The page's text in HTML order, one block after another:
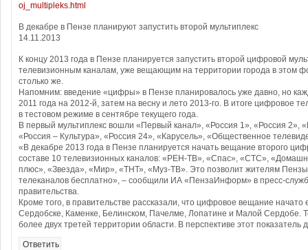
oj_multipleks.html
В декабре в Пензе планируют запустить второй мультиплекс
14.11.2013
К концу 2013 года в Пензе планируется запустить второй цифровой
телевизионным каналам, уже вещающим на территории города в этом
столько же.
Напомним: введение «цифры» в Пензе планировалось уже давно, но
2011 года на 2012-й, затем на весну и лето 2013-го. В итоге цифровое
в тестовом режиме в сентябре текущего года.
В первый мультиплекс вошли «Первый канал», «Россия 1», «Россия 2»,
«Россия – Культура», «Россия 24», «Карусель», «Общественное
«В декабре 2013 года в Пензе планируется начать вещание второго
составе 10 телевизионных каналов: «РЕН-ТВ», «Спас», «СТС»,
плюс», «Звезда», «Мир», «ТНТ», «Муз-ТВ». Это позволит жителям
телеканалов бесплатно», – сообщили ИА «ПензаИнформ» в пресс-
правительства.
Кроме того, в правительстве рассказали, что цифровое вещание
Сердобске, Каменке, Белинском, Пачелме, Лопатине и Малой Сердобе.
более двух третей территории области. В перспективе этот показатель
Ответить